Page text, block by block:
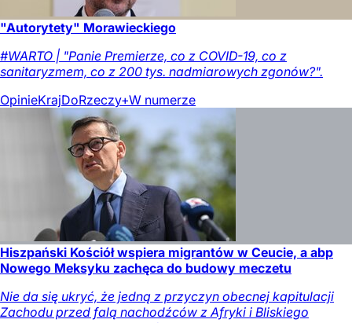
"Autorytety" Morawieckiego
#WARTO | "Panie Premierze, co z COVID-19, co z
sanitaryzmem, co z 200 tys. nadmiarowych zgonów?".
OpinieKrajDoRzeczy+W numerze
Hiszpański Kościół wspiera migrantów w Ceucie, a abp
Nowego Meksyku zachęca do budowy meczetu
Nie da się ukryć, że jedną z przyczyn obecnej kapitulacji
Zachodu przed falą nachodźców z Afryki i Bliskiego